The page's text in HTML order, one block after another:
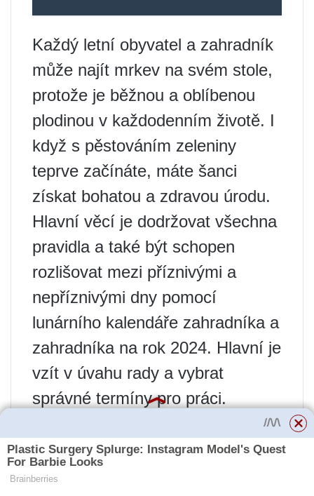
Každý letní obyvatel a zahradník
může najít mrkev na svém stole,
protože je běžnou a oblíbenou
plodinou v každodenním životě. I
když s pěstováním zeleniny
teprve začínáte, máte šanci
získat bohatou a zdravou úrodu.
Hlavní věcí je dodržovat všechna
pravidla a také být schopen
rozlišovat mezi příznivými a
nepříznivými dny pomocí
lunárního kalendáře zahradníka a
zahradníka na rok 2024. Hlavní je
vzít v úvahu rady a vybrat
správné termíny pro práci.
mrkev podle lunárního kalendáře
v roce 2024. Naučte se vybrat